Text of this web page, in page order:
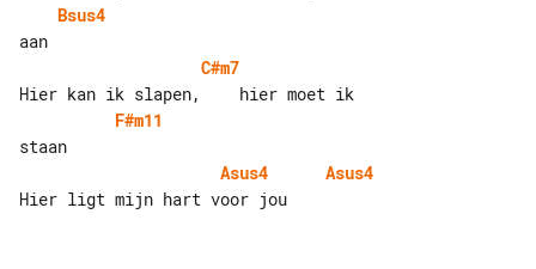
Bsus4
C#m7
F#m11
Asus4
Asus4